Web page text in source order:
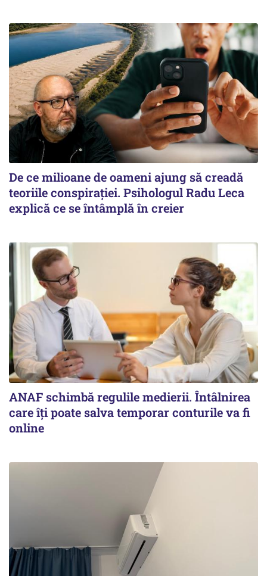
De ce milioane de oameni ajung să creadă
teoriile conspirației. Psihologul Radu Leca
explică ce se întâmplă în creier
ANAF schimbă regulile medierii. Întâlnirea
care îți poate salva temporar conturile va fi
online